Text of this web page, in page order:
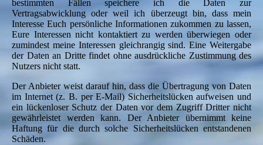
bestimmten Fällen speichere ich die Daten zur
Vertragsabwicklung oder weil ich überzeugt bin, dass mein
Interesse Euch persönliche Informationen zukommen zu lassen,
Eure Interessen nicht kontaktiert zu werden überwiegen oder
zumindest meine Interessen gleichrangig sind. Eine Weitergabe
der Daten an Dritte findet ohne ausdrückliche Zustimmung des
Nutzers nicht statt.
Der Anbieter weist darauf hin, dass die Übertragung von Daten
im Internet (z. B. per E-Mail) Sicherheitslücken aufweisen und
ein lückenloser Schutz der Daten vor dem Zugriff Dritter nicht
gewährleistet werden kann. Der Anbieter übernimmt keine
Haftung für die durch solche Sicherheitslücken entstandenen
Schäden.